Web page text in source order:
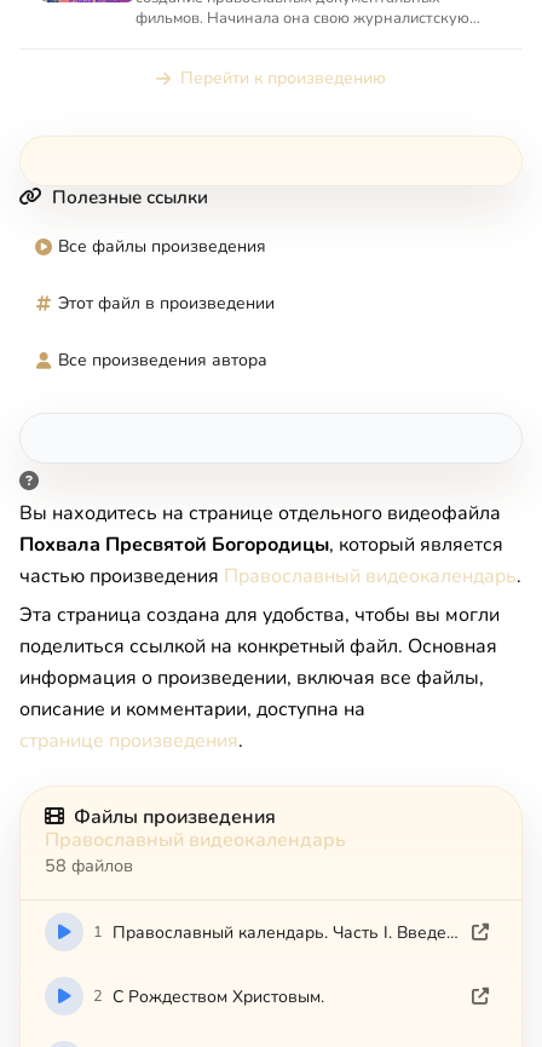
фильмов. Начинала она свою журналистскую
Перейти к произведению
Полезные ссылки
Все файлы произведения
Этот файл в произведении
Все произведения автора
Вы находитесь на странице отдельного видеофайла
Похвала Пресвятой Богородицы, который является
частью произведения Православный видеокалендарь.
Эта страница создана для удобства, чтобы вы могли
поделиться ссылкой на конкретный файл. Основная
информация о произведении, включая все файлы,
описание и комментарии, доступна на
странице произведения.
Файлы произведения
Православный видеокалендарь
58 файлов
1 Православный календарь. Часть I. Введение.
2 С Рождеством Христовым.